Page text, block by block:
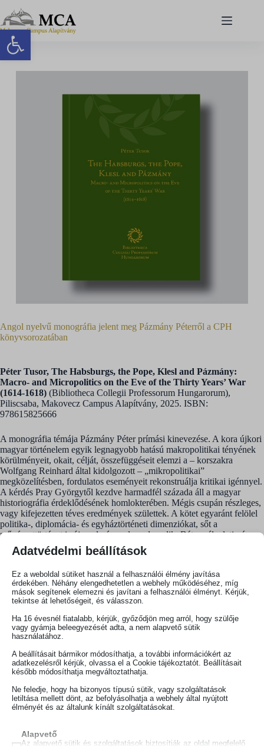
Eszköztár megnyitása
Angol nyelvű monográfia jelent meg Pázmány Péterről a CPH
könyvsorozatában
Péter Tusor, The Habsburgs, the Pope, Klesl and Pázmány:
Macro- and Micropolitics on the Eve of the Thirty Years’ War
(1614-1618) (Bibliotheca Collegii Professorum Hungarorum),
Piliscsaba, Makovecz Campus Alapítvány, 2025. ISBN:
978615825666
A monográfia témája Pázmány Péter prímási kinevezése. A kora újkori
magyar történelem egyik legnagyobb hatású makropolitikai tényének
körülményeit, okait, célját, összefüggéseit elemzi a – korszakra
Wolfgang Reinhard által kidolgozott – „mikropolitikai”
megközelítésben, fordulatos eseményeit rekonstruálja kritikai igénnyel.
A kérdés Pray Györgytől kezdve harmadfél százada áll a magyar
historiográfia érdeklődésének homlokterében. Mégis csupán részleges,
vagy kifejezetten téves eredmények születtek. A kötet egyaránt felölel
politika-, diplomácia- és egyháztörténeti dimenziókat, sőt a
művészettörténet is új eredménnyel gazdagodik. Bátran él a latin és
olasz szövegfilológia eszközeivel, és segédtudományként világi- és
kánonjogtörténettel.
Külön fejezet tárgyalja a Habsburg- és a pápai diplomácia elhúzódó
tárgyalásait, Pázmánynak a jezsuita rendből átmenetileg kifelé vezető
útját, az ezt övező rendi feszültséget, vádakat, szomaszka novícius-
Eldől, hogy kinevezése tényleg aggályos volt-e egyházjogilag, avagy
mégsem, volt-e gyereke, vagy mégsem, fűtötte-e becsvágy, akart-e
érdekében, hogy azzá tegye őt, és végül ki lett kinevezésének legfőbb
haszonélvezője. A római és a prágai udvar belső viszonyai és az
európai nagypolitika elemzése nyomán tárulnak fel a páratlan
karrierfordulat okai, mozgatórugói a harmincéves háború kitörésének
előestéjén.
levéltárakra kiterjedő széleskörű feltáró munkának köszönhetően az
olvasó történeti megismerhetőség különleges mélységeibe juthat el
Adatvédelmi beállítások
Ez a weboldal sütiket használ a felhasználói élmény javítása
érdekében. Néhány elengedhetetlen a webhely működéséhez, míg
mások segítenek elemezni és javítani a felhasználói élményt. Kérjük,
tekintse át lehetőségeit, és válasszon.
Ha 16 évesnél fiatalabb, kérjük, győződjön meg arról, hogy szülője
vagy gyámja beleegyezését adta, a nem alapvető sütik
használatához.
A beállításait bármikor módosíthatja, a további információkért az
adatkezelésről kérjük, olvassa el a Cookie tájékoztatót. Beállításait
később módosíthatja megváltoztathatja.
Ne feledje, hogy ha bizonyos típusú sütik, vagy szolgáltatások
letiltása mellett dönt, az befolyásolhatja a webhely által nyújtott
élményét és az általunk kínált szolgáltatásokat.
Alapvető
Az alapvető sütik és szolgáltatások biztosítják az oldal megfelelő